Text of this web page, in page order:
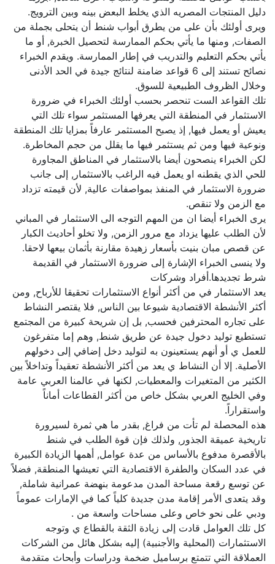
دليل المنتجات المصريه الذي يخلط البعض بينه وبين الترويج.
ويرى أولئك بأن على من يطرق أبواب شنط أن يتحلى بجملة من
الصفات, ومنها ما يأتي بحكم الممارسة لتحصيل الخبرة, أو ما
يأتي بحكم التعليم والتدريب في إطار الممارسة. ويقدم الخبراء
نصائح تستند إلى 6 قواعد ضامنة لنتائج جيدة في الحد الأدنى
وخلال الظروف الطبيعية للسوق.
تلك القواعد الست تنحصر بحسب أولئك الخبراء في ضرورة
الاستثمار في المنطقة التي يعرفها المستثمر سواء تلك التي
يعيش أو يعمل فيها, إذ يصبح المستثمر عارفاً بمزايا تلك المنطقة
ونوعية فيها ومن ثم يستثمر فيها ما يقلل من حجم المخاطرة.
لكن الخبراء ينصحون أيضا بالاستثمار في المناطق المجاورة
للحي الذي يقطنه او يعمل فيه الراغب بالاستثمار, إلى جانب
ضرورة الاستثمار في المنفذ بمواصفات عالية, لأن قيمته تزداد
مع الزمن ولا تنقص.
يرى الخبراء أيضا ان من المهم التوجه الى الاستثمار في المباني
لأن الطلب عليها يزداد مع مرور الزمن, ولا تخلو أحاديث الكبار
عن قصص مبان بنيت بأسعار زهيدة مقارنة بأثمان بيعها لاحقا.
ولا ينسى الخبراء الإشارة إلى ضرورة الاستثمار في القديمة
شرط تجديدها.أفراد وشركات
يعد الاستثمار في من أكثر أنواع الاستثمارات تحقيقا للأرباح, ومن
أكثر الأنشطة الاقتصادية شيوعا بين الناس, فلا يقتصر النشاط
على تجاره المحترفين فحسب, بل إن شريحة كبيرة من المجتمع
تستطيع توليد دخول جيدة عن طريق شنط, وهم إما متفرغون
للعمل ي أو أنهم يستعينون به لتوليد دخل إضافي إلى دخولهم
الأصلية. إلا أن النشاط ي يعد من أكثر الأنشطة تعقيداً وتداخلاً بين
الكثير من المتغيرات والمعطيات, لكنها في عالمنا العربي عامة
وفي الخليج العربي بشكل خاص من أكثر القطاعات أماناً
واستقراراً.
هذه المحصلة لم تأت من فراغ, بقدر ما هي ثمرة لسيرورة
تاريخية عميقة الجذور, ولذلك فإن قوة الطلب في شنط
بالأقصرة مدفوع بالأساس من عدة عوامل, أهمها الزيادة الكبيرة
في عدد السكان والطفرة الاقتصادية التي تعيشها المنطقة, فضلاً
عن توسع رقعة مساحة المدن مدعومة بنهضة عمرانية شاملة,
وقد يتعدى الأمر إقامة مدن جديدة كلياً كما في الإمارات عموماً
ودبي على نحو خاص وعلى مساحات واسعة من .
كل تلك العوامل قادت إلى زيادة الثقة بالقطاع ي وتوجه
الاستثمارات (المحلية والأجنبية) إليه بشكل هائل من الشركات
العملاقة التي تتمتع برساميل ضخمة ودراسات وأبحاث متقدمة